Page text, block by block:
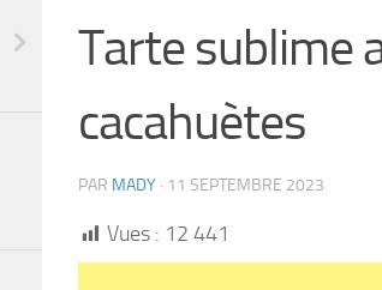
Tarte sublime
cacahuètes
PAR MADY · 11 SEPTEMBRE 2023
Vues : 12 441